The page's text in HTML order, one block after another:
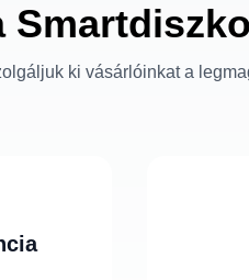
ki vásárlóinkat a